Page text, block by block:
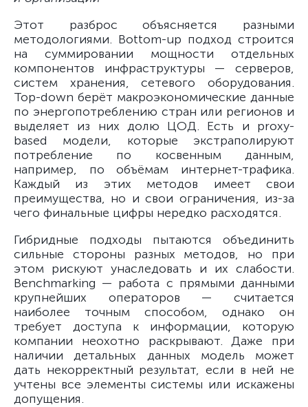
Этот разброс объясняется разными
методологиями. Bottom-up подход строится
на суммировании мощности отдельных
компонентов инфраструктуры — серверов,
систем хранения, сетевого оборудования.
Top-down берёт макроэкономические данные
по энергопотреблению стран или регионов и
выделяет из них долю ЦОД. Есть и proxy-
based модели, которые экстраполируют
потребление по косвенным данным,
например, по объёмам интернет-трафика.
Каждый из этих методов имеет свои
преимущества, но и свои ограничения, из-за
чего финальные цифры нередко расходятся.
Гибридные подходы пытаются объединить
сильные стороны разных методов, но при
этом рискуют унаследовать и их слабости.
Benchmarking — работа с прямыми данными
крупнейших операторов — считается
наиболее точным способом, однако он
требует доступа к информации, которую
компании неохотно раскрывают. Даже при
наличии детальных данных модель может
дать некорректный результат, если в ней не
учтены все элементы системы или искажены
допущения.